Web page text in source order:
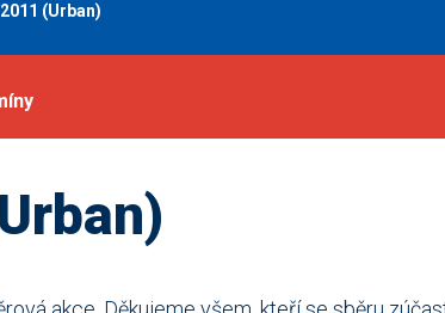
(Urban)